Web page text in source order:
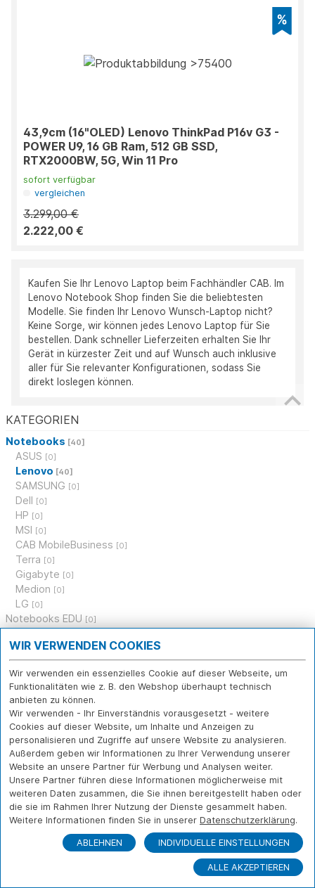
KATEGORIEN
Notebooks [40]
ASUS [0]
Lenovo [40]
SAMSUNG [0]
Dell [0]
HP [0]
MSI [0]
CAB MobileBusiness [0]
Terra [0]
Gigabyte [0]
Medion [0]
LG [0]
Notebooks EDU [0]
Prozessoren[0]
Mainboards
Arbeitsspeicher[0]
Festplatten, Speichermedien
Grafikkarten
Gehäuse, Netzteile [0]
Laufwerke[0]
Monitore[0]
Eingabegeräte[3]
Tablets[0]
Tablet- und Notebookzubehör[4]
Apple & Zubehör [0]
Drucker, Scanner, Multifunktion[0]
[0]
[0]
43,9cm (16"OLED) Lenovo ThinkPad P16v G3 -
POWER U9, 16 GB Ram, 512 GB SSD,
RTX2000BW, 5G, Win 11 Pro
sofort verfügbar
vergleichen
3.299,00 €
2.222,00 €
Kaufen Sie Ihr Lenovo Laptop beim Fachhändler CAB. Im
Lenovo Notebook Shop finden Sie die beliebtesten
Modelle. Sie finden Ihr Lenovo Wunsch-Laptop nicht?
Keine Sorge, wir können jedes Lenovo Laptop für Sie
bestellen. Dank schneller Lieferzeiten erhalten Sie Ihr
Gerät in kürzester Zeit und auf Wunsch auch inklusive
aller für Sie relevanter Konfigurationen, sodass Sie
direkt loslegen können.
WIR VERWENDEN COOKIES
Wir verwenden ein essenzielles Cookie auf dieser Webseite, um
Funktionalitäten wie z. B. den Webshop überhaupt technisch
anbieten zu können.
Wir verwenden - Ihr Einverständnis vorausgesetzt - weitere
Cookies auf dieser Website, um Inhalte und Anzeigen zu
personalisieren und Zugriffe auf unsere Website zu analysieren.
Außerdem geben wir Informationen zu Ihrer Verwendung unserer
Website an unsere Partner für Werbung und Analysen weiter.
Unsere Partner führen diese Informationen möglicherweise mit
weiteren Daten zusammen, die Sie ihnen bereitgestellt haben oder
die sie im Rahmen Ihrer Nutzung der Dienste gesammelt haben.
Weitere Informationen finden Sie in unserer Datenschutzerklärung.
ABLEHNEN INDIVIDUELLE EINSTELLUNGEN
ALLE AKZEPTIEREN